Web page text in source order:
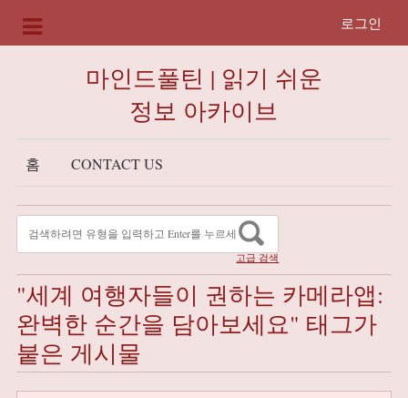
로그인
마인드풀틴 | 읽기 쉬운
정보 아카이브
홈 CONTACT US
고급 검색
"세계 여행자들이 권하는 카메라앱:
완벽한 순간을 담아보세요" 태그가
붙은 게시물